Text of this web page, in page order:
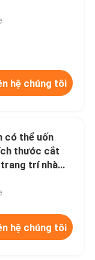
hệ chúng tôi
có thể uốn
thước cắt
trí nhà
hệ chúng tôi